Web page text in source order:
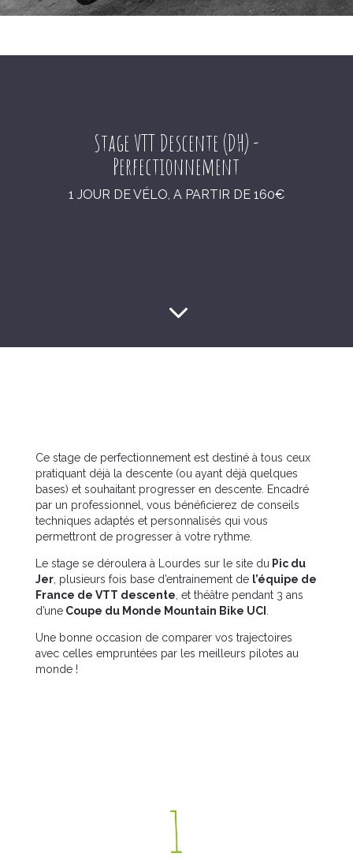
Stage VTT Descente (DH) -
Perfectionnement
1 JOUR DE VÉLO, A PARTIR DE 160€
3
Ce stage de perfectionnement est destiné à tous ceux
pratiquant déjà la descente (ou ayant déjà quelques
bases) et souhaitant progresser en descente. Encadré
par un professionnel, vous bénéficierez de conseils
techniques adaptés et personnalisés qui vous
permettront de progresser à votre rythme.
Le stage se déroulera à Lourdes sur le site du Pic du
Jer, plusieurs fois base d’entrainement de l’équipe de
France de VTT descente , et théâtre pendant 3 ans
d’uneCoupe du Monde Mountain Bike UCI
Une bonne occasion de comparer vos trajectoires
avec celles empruntées par les meilleurs pilotes au
monde !
1